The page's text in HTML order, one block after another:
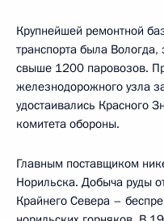
Крупнейшей ремонтной
транспорта была
свыше 1200 паровозов.
железнодорожного узла
удостаивались Красного
комитета обороны.
Главным поставщиком
Норильска. Добыча руды
Крайнего Севера –